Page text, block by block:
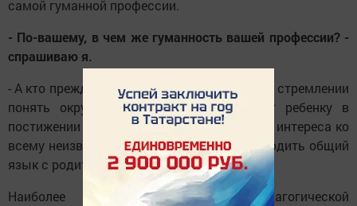
самой гуманной профессии.
- По-вашему, в чем же гуманность вашей профессии? -
спрашиваю я.
- А кто прежде всего помогает ребенку в его стремлении
понять окружающий мир? Кто помогает ребенку в
постижении гармонии жизни, пробуждении интереса ко
всему неизвестному для него, а также находить общий
язык с родителями, с ровесниками?
Наиболее важным в своей педагогической